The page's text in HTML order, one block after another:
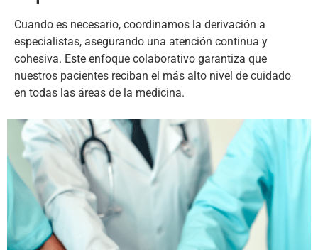
Cuando es necesario, coordinamos la derivación a
especialistas, asegurando una atención continua y
cohesiva. Este enfoque colaborativo garantiza que
nuestros pacientes reciban el más alto nivel de cuidado
en todas las áreas de la medicina.